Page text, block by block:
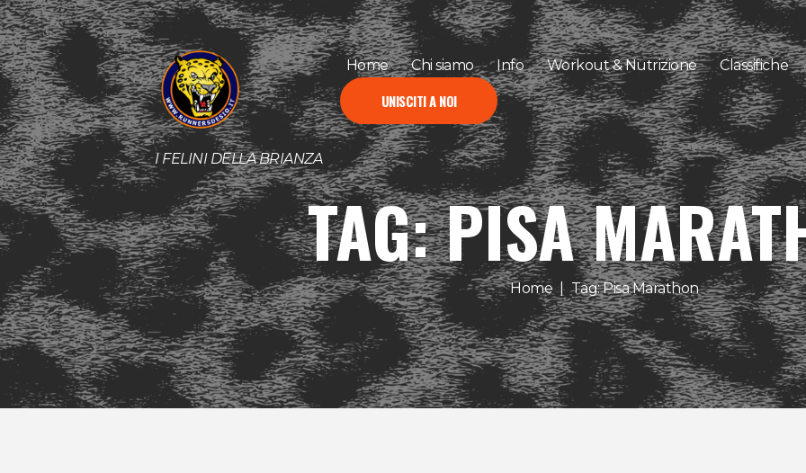
I FELINI DELLA BRIANZA
Home Chi siamo Info Workout & Nutrizione Classifiche
UNISCITI A NOI
TAG: PISA
Home Tag: Pisa Marathon